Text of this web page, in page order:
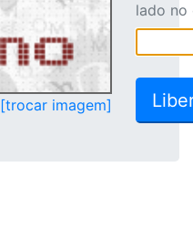
[trocar imagem]
lado no